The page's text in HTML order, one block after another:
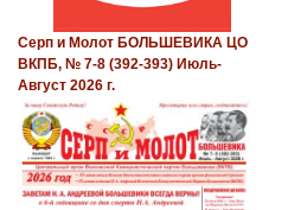
Серп и Молот БОЛЬШЕВИКА ЦО
ВКПБ, № 7-8 (392-393) Июль-
Август 2026 г.